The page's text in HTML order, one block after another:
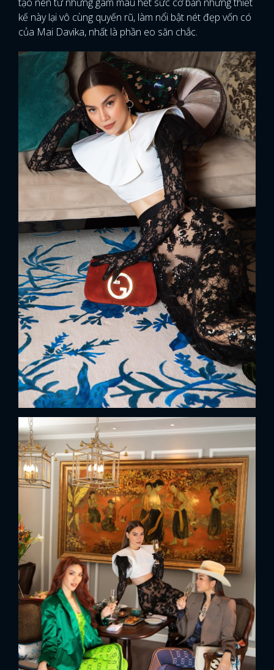
kế này lại vô cùng quyến rũ, làm nổi bật nét đẹp vốn có
của Mai Davika, nhất là phần eo săn chắc.